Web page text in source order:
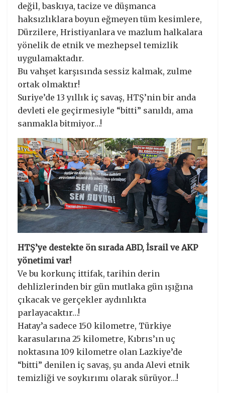
değil, baskıya, tacize ve düşmanca
haksızlıklara boyun eğmeyen tüm kesimlere,
Dürzilere, Hristiyanlara ve mazlum halkalara
yönelik de etnik ve mezhepsel temizlik
uygulamaktadır.
Bu vahşet karşısında sessiz kalmak, zulme
ortak olmaktır!
Suriye’de 13 yıllık iç savaş, HTŞ’nin bir anda
devleti ele geçirmesiyle “bitti” sanıldı, ama
sanmakla bitmiyor…!
HTŞ’ye destekte ön sırada ABD, İsrail ve AKP
yönetimi var!
Ve bu korkunç ittifak, tarihin derin
dehlizlerinden bir gün mutlaka gün ışığına
çıkacak ve gerçekler aydınlıkta
parlayacaktır…!
Hatay’a sadece 150 kilometre, Türkiye
karasularına 25 kilometre, Kıbrıs’ın uç
noktasına 109 kilometre olan Lazkiye’de
“bitti” denilen iç savaş, şu anda Alevi etnik
temizliği ve soykırımı olarak sürüyor…!